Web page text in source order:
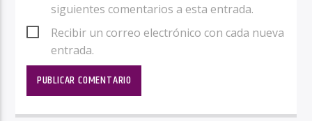
siguientes comentarios a esta entrada.
Recibir un correo electrónico con cada nueva
entrada.